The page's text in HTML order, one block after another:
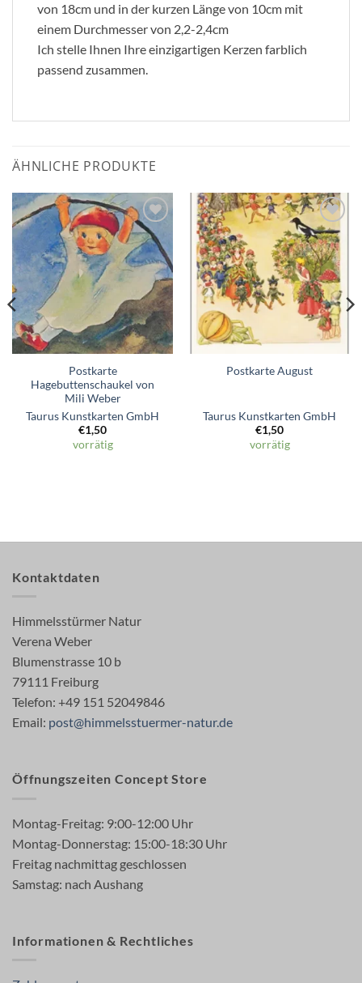
von 18cm und in der kurzen Länge von 10cm mit
einem Durchmesser von 2,2-2,4cm
Ich stelle Ihnen Ihre einzigartigen Kerzen farblich
passend zusammen.
ÄHNLICHE PRODUKTE
Zum
Wunschzettel
hinzufügen
Postkarte
Hagebuttenschaukel von
Mili Weber
Taurus Kunstkarten GmbH
€1,50
vorrätig
Zum
Wunschzettel
hinzufügen
Postkarte August
Taurus Kunstkarten GmbH
€1,50
vorrätig
Kontaktdaten
Himmelsstürmer Natur
Verena Weber
Blumenstrasse 10 b
79111 Freiburg
Telefon: +49 151 52049846
Email: post@himmelsstuermer-natur.de
Öffnungszeiten Concept Store
Montag-Freitag: 9:00-12:00 Uhr
Montag-Donnerstag: 15:00-18:30 Uhr
Freitag nachmittag geschlossen
Samstag: nach Aushang
Informationen & Rechtliches